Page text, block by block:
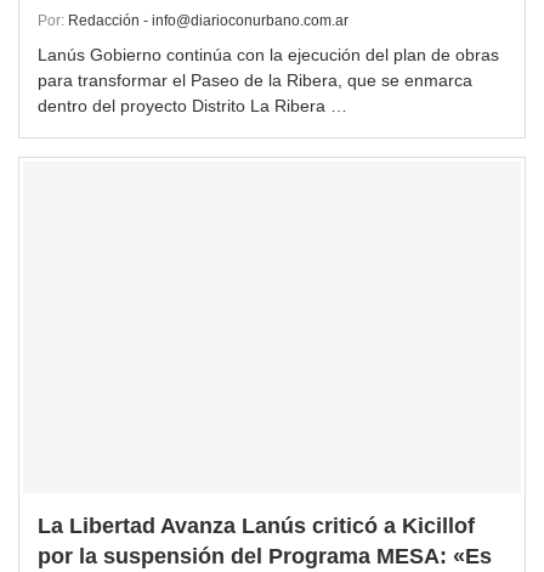
Por: Redacción - info@diarioconurbano.com.ar
Lanús Gobierno continúa con la ejecución del plan de obras
para transformar el Paseo de la Ribera, que se enmarca
dentro del proyecto Distrito La Ribera …
La Libertad Avanza Lanús criticó a Kicillof
por la suspensión del Programa MESA: «Es